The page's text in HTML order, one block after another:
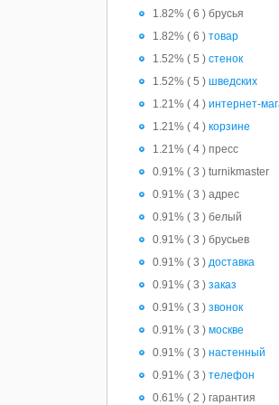
1.82% ( 6 ) брусья
1.82% ( 6 )товар
1.52% ( 5 )стенок
1.52% ( 5 )шведских
1.21% ( 4 )интернет-
1.21% ( 4 )корзине
1.21% ( 4 ) пресс
0.91% ( 3 ) turnikmaster
0.91% ( 3 ) адрес
0.91% ( 3 ) белый
0.91% ( 3 ) брусьев
0.91% ( 3 )доставка
0.91% ( 3 )заказ
0.91% ( 3 )звонок
0.91% ( 3 )москве
0.91% ( 3 )настенный
0.91% ( 3 )телефон
0.61% ( 2 ) гарантия